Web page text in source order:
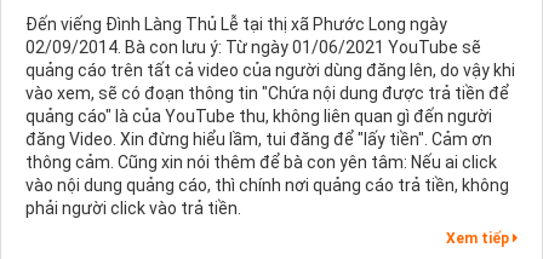
Đến viếng Đình Làng Thủ Lễ tại thị xã Phước Long ngày
02/09/2014. Bà con lưu ý: Từ ngày 01/06/2021 YouTube sẽ
quảng cáo trên tất cả video của người dùng đăng lên, do vậy khi
vào xem, sẽ có đoạn thông tin "Chứa nội dung được trả tiền để
quảng cáo" là của YouTube thu, không liên quan gì đến người
đăng Video. Xin đừng hiểu lầm, tui đăng để "lấy tiền". Cảm ơn
thông cảm. Cũng xin nói thêm để bà con yên tâm: Nếu ai click
vào nội dung quảng cáo, thì chính nơi quảng cáo trả tiền, không
phải người click vào trả tiền.
Xem tiếp